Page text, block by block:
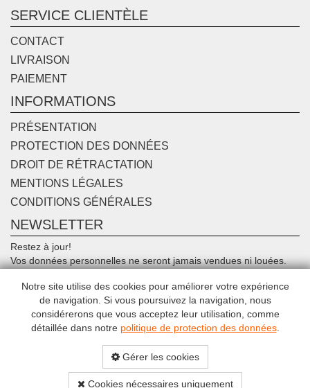
Notre site utilise des cookies pour améliorer votre expérience
de navigation. Si vous poursuivez la navigation, nous
considérerons que vous acceptez leur utilisation, comme
détaillée dans notre politique de protection des données.
Gérer les cookies
Cookies nécessaires uniquement
SERVICE CLIENTÈLE
CONTACT
LIVRAISON
PAIEMENT
INFORMATIONS
PRÉSENTATION
PROTECTION DES DONNÉES
DROIT DE RÉTRACTATION
MENTIONS LÉGALES
CONDITIONS GÉNÉRALES
NEWSLETTER
Restez à jour!
Vos données personnelles ne seront jamais vendues ni louées.
Connecter